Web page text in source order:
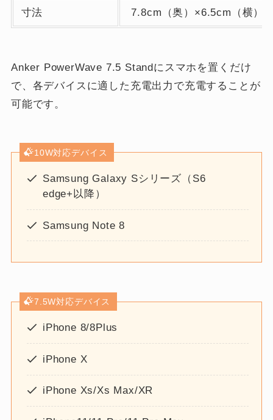
寸法 7.8cm（奥）×6.5cm（横）
Anker PowerWave 7.5 Standにスマホを置くだけ
で、各デバイスに適した充電出力で充電することが
可能です。
10W対応デバイス
Samsung Galaxy Sシリーズ（S6
edge+以降）
Samsung Note 8
7.5W対応デバイス
iPhone 8/8Plus
iPhone X
iPhone Xs/Xs Max/XR